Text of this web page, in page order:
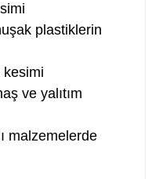
plastiklerin
kesimi
ve yalıtım
malzemelerde